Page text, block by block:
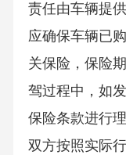
责任由车辆提
应确保车辆已
关保险，保险
驾过程中，如
保险条款进行
双方按照实际